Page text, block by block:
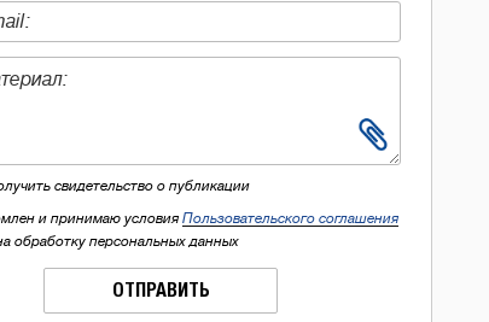
свидетельство о публикации
и принимаю условия Пользовательского соглашения
обработку персональных данных
ОТПРАВИТЬ